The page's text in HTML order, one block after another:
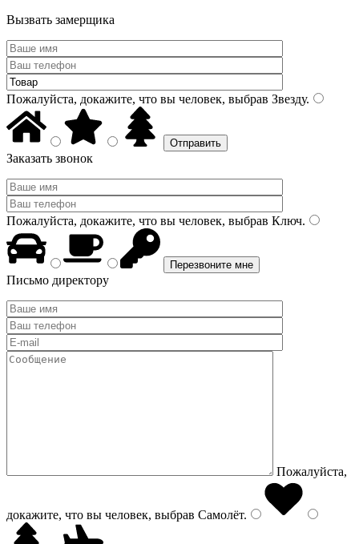
Вызвать замерщика
Пожалуйста, докажите, что вы человек, выбрав Звезду.
Заказать звонок
Пожалуйста, докажите, что вы человек, выбрав Ключ.
Письмо директору
Пожалуйста,
докажите, что вы человек, выбрав Самолёт.